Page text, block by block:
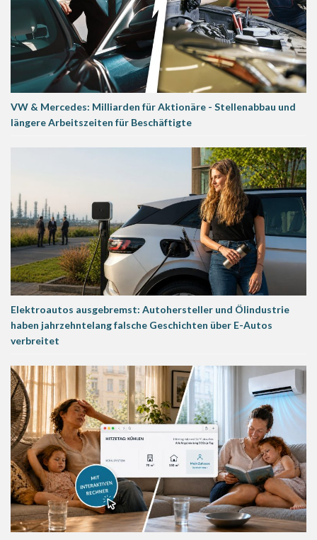
VW & Mercedes: Milliarden für Aktionäre - Stellenabbau und
längere Arbeitszeiten für Beschäftigte
Elektroautos ausgebremst: Autohersteller und Ölindustrie
haben jahrzehntelang falsche Geschichten über E-Autos
verbreitet